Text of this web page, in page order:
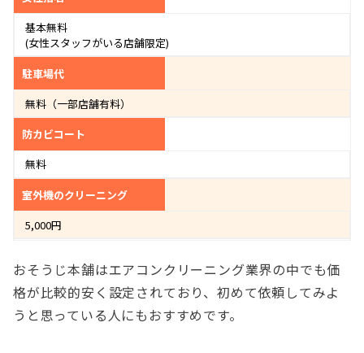
基本無料
(女性スタッフがいる店舗限定)
駐車場代
無料（一部店舗有料）
防カビコート
無料
室外機のクリーニング
5,000円
おそうじ本舗はエアコンクリーニング業界の中でも価
格が比較的安く設定されており、初めて依頼してみよ
うと思っている人にもおすすめです。